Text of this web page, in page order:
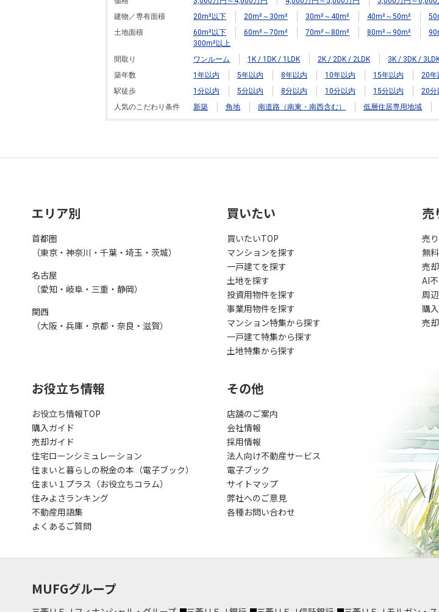
建物／専有面積
20m²以下 20m²～30m² 30m²～40m² 40m²～50m²
土地面積
60m²以下 60m²～70m² 70m²～80m² 80m²～90m²
300m²以上
間取り
ワンルーム 1K / 1DK / 1LDK 2K / 2DK / 2LDK 3K / 3DK /
築年数
1年以内 5年以内 8年以内 10年以内 15年以内 20年
駅徒歩
1分以内 5分以内 8分以内 10分以内 15分以内 20分
人気のこだわり条件
新築 角地 南道路（南東・南西含む） 低層住居専用地域
エリア別
首都圏
（東京・神奈川・千葉・埼玉・茨城）
名古屋
（愛知・岐阜・三重・静岡）
関西
（大阪・兵庫・京都・奈良・滋賀）
買いたい
買いたいTOP
マンションを探す
一戸建てを探す
土地を探す
投資用物件を探す
事業用物件を探す
マンション特集から探す
一戸建て特集から探す
土地特集から探す
売
売
無
売
AI
周
購
売
お役立ち情報
お役立ち情報TOP
購入ガイド
売却ガイド
住宅ローンシミュレーション
住まいと暮らしの税金の本（電子ブック）
住まい１プラス（お役立ちコラム）
住みよさランキング
不動産用語集
よくあるご質問
その他
店舗のご案内
会社情報
採用情報
法人向け不動産サービス
電子ブック
サイトマップ
弊社へのご意見
各種お問い合わせ
MUFGグループ